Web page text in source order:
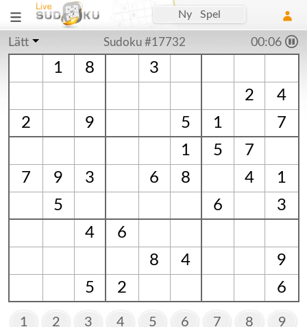
Ny Spel
Lätt Sudoku #17732 00:06
1 8
3
2
4
2
9 5 1
7
1
5
7
7
9 3 6 8 4
1
5
6
3
4
6
8
4
9
5
2 6
1 2 3 4 5 6 7 8 9